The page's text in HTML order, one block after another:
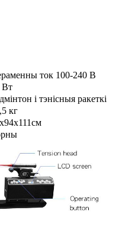
ток 100-240 В
Вт
і тэнісныя ракеткі
кг